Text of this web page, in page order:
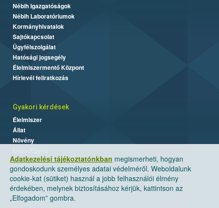
Adatkezelési tájékoztatónkban megismerheti, hogyan
gondoskodunk személyes adatai védelméről. Weboldalunk
cookie-kat (sütiket) használ a jobb felhasználói élmény
érdekében, melynek biztosításához kérjük, kattintson az
„Elfogadom” gombra.
Nébih Igazgatóságok
Nébih Laboratóriumok
Kormányhivatalok
Sajtókapcsolat
Ügyfélszolgálat
Hatósági jogsegély
Élelmiszermentő Központ
Hírlevél feliratkozás
Gyakori kérdések
Élelmiszer
Állat
Növény